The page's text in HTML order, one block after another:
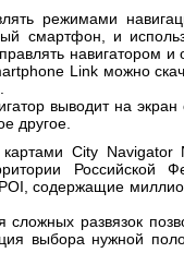
режимами
смартфон, и
навигатором и
Link можно
выводит на
другое.
картами City
Российской
содержащие
развязок
выбора нужной